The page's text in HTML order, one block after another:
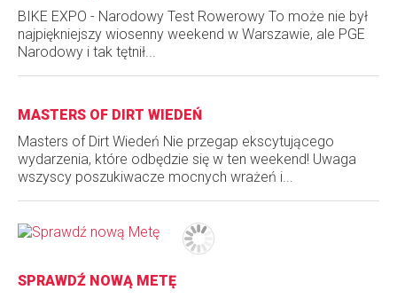
BIKE EXPO - Narodowy Test Rowerowy To może nie był
najpiękniejszy wiosenny weekend w Warszawie, ale PGE
Narodowy i tak tętnił...
MASTERS OF DIRT WIEDEŃ
Masters of Dirt Wiedeń Nie przegap ekscytującego
wydarzenia, które odbędzie się w ten weekend! Uwaga
wszyscy poszukiwacze mocnych wrażeń i...
SPRAWDŹ NOWĄ METĘ